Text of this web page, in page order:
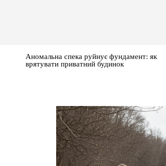
Аномальна спека руйнує фундамент: як
врятувати приватний будинок